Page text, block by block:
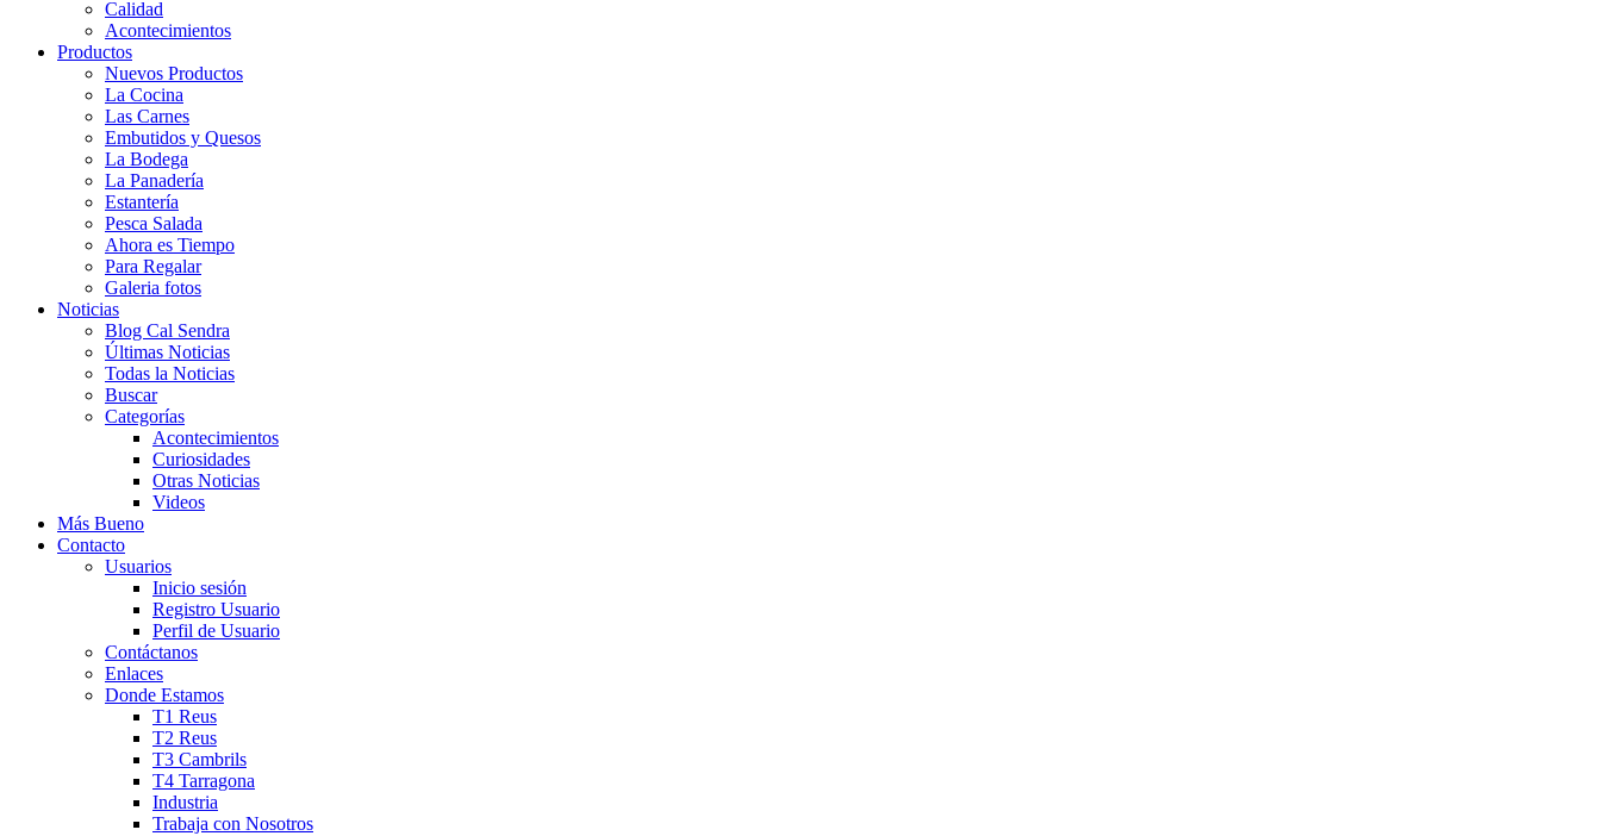
Calidad
Acontecimientos
Productos
Nuevos Productos
La Cocina
Las Carnes
Embutidos y Quesos
La Bodega
La Panadería
Estantería
Pesca Salada
Ahora es Tiempo
Para Regalar
Galeria fotos
Noticias
Blog Cal Sendra
Últimas Noticias
Todas la Noticias
Buscar
Categorías
Acontecimientos
Curiosidades
Otras Noticias
Videos
Más Bueno
Contacto
Usuarios
Inicio sesión
Registro Usuario
Perfil de Usuario
Contáctanos
Enlaces
Donde Estamos
T1 Reus
T2 Reus
T3 Cambrils
T4 Tarragona
Industria
Trabaja con Nosotros